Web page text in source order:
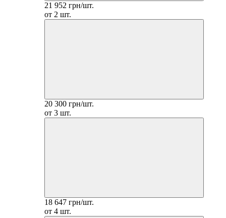
21 952 грн/шт.
от 2 шт.
20 300 грн/шт.
от 3 шт.
18 647 грн/шт.
от 4 шт.